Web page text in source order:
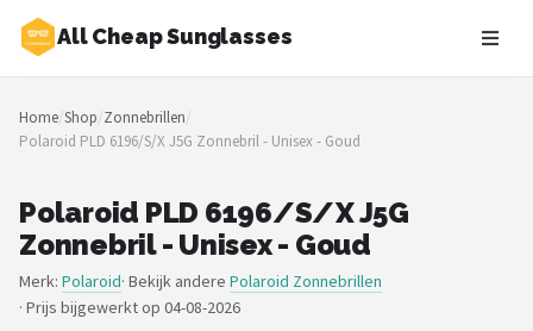
All Cheap Sunglasses
Zoeken
NAVIGATIE
Merken
Blog
Home/Shop/Zonnebrillen/
Polaroid PLD 6196/S/X J5G Zonnebril - Unisex - Goud
Polaroid PLD 6196/S/X J5G
Zonnebril - Unisex - Goud
Merk: Polaroid· Bekijk andere Polaroid Zonnebrillen
· Prijs bijgewerkt op 04-08-2026